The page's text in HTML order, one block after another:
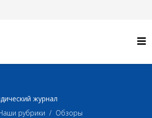
журнал
рубрики
Обзоры